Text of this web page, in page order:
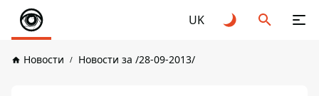
UK
Новости Новости за /28-09-2013/